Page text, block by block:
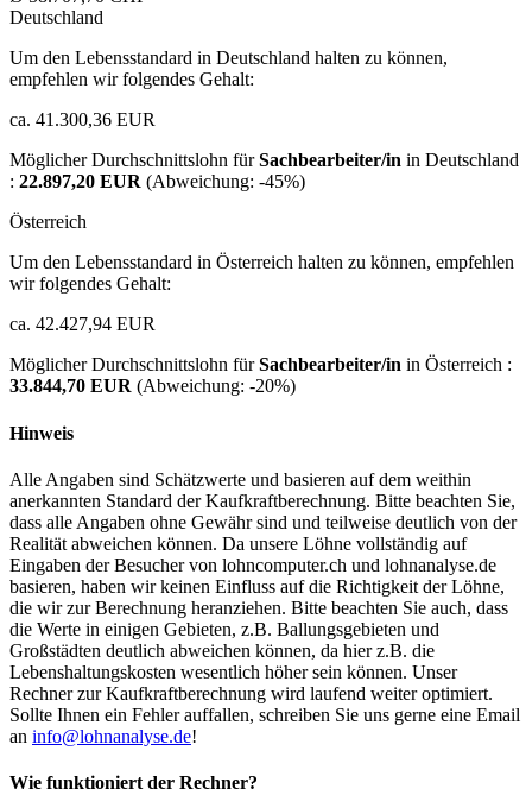
Deutschland
Um den Lebensstandard in Deutschland halten zu können,
empfehlen wir folgendes Gehalt:
ca. 41.300,36 EUR
Möglicher Durchschnittslohn fürSachbearbeiter/in in Deutschland
: 22.897,20 EUR (Abweichung: -45%)
Österreich
Um den Lebensstandard in Österreich halten zu können, empfehlen
wir folgendes Gehalt:
ca. 42.427,94 EUR
Möglicher Durchschnittslohn fürSachbearbeiter/in in Österreich :
33.844,70 EUR (Abweichung: -20%)
Hinweis
Alle Angaben sind Schätzwerte und basieren auf dem weithin
anerkannten Standard der Kaufkraftberechnung. Bitte beachten Sie,
dass alle Angaben ohne Gewähr sind und teilweise deutlich von der
Realität abweichen können. Da unsere Löhne vollständig auf
Eingaben der Besucher von lohncomputer.ch und lohnanalyse.de
basieren, haben wir keinen Einfluss auf die Richtigkeit der Löhne,
die wir zur Berechnung heranziehen. Bitte beachten Sie auch, dass
die Werte in einigen Gebieten, z.B. Ballungsgebieten und
Großstädten deutlich abweichen können, da hier z.B. die
Lebenshaltungskosten wesentlich höher sein können. Unser
Rechner zur Kaufkraftberechnung wird laufend weiter optimiert.
Sollte Ihnen ein Fehler auffallen, schreiben Sie uns gerne eine Email
an info@lohnanalyse.de!
Wie funktioniert der Rechner?